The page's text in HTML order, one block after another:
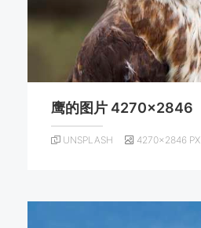
鹰的图片 4270×2846
UNSPLASH 4270×2846 PX